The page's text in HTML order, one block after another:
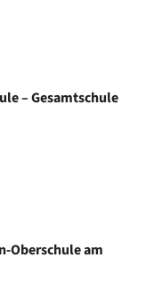
– Gesamt­schu­le
Oberschule am